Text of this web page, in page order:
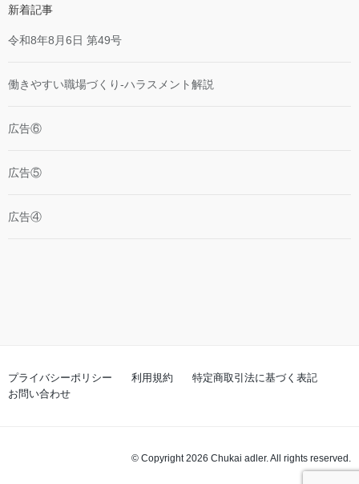
新着記事
令和8年8月6日 第49号
働きやすい職場づくり-ハラスメント解説
広告⑥
広告⑤
広告④
プライバシーポリシー 利用規約
特定商取引法に基づく表記
お問い合わせ
© Copyright 2026 Chukai adler. All rights reserved.